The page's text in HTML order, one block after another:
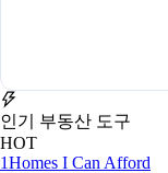
인기 부동산 도구
HOT
1Homes I Can Afford